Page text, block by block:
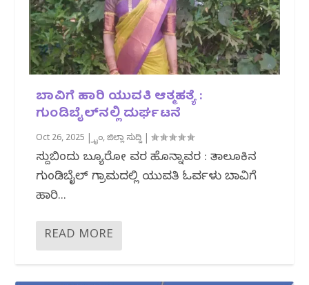
ಬಾವಿಗೆ ಹಾರಿ ಯುವತಿ ಆತ್ಮಹತ್ಯೆ :
ಗುಂಡಿಬೈಲ್‌ನಲ್ಲಿ ದುರ್ಘಟನೆ
Oct 26, 2025 |ಕ್ರೈಂ,ಜಿಲ್ಲಾ ಸುದ್ದಿ |
ಸುದ್ದಿಬಿಂದು ಬ್ಯೂರೋ ವರದಿ ಹೊನ್ನಾವರ : ತಾಲೂಕಿ‌ನ‌
ಗುಂಡಿಬೈಲ್ ಗ್ರಾಮದಲ್ಲಿ ಯುವತಿ ಓರ್ವಳು ಬಾವಿಗೆ
ಹಾರಿ...
READ MORE